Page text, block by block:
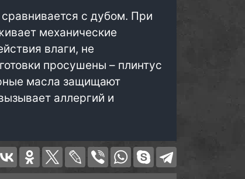
с дубом. При
механические
влаги, не
просушены – плинтус
масла защищают
аллергий и